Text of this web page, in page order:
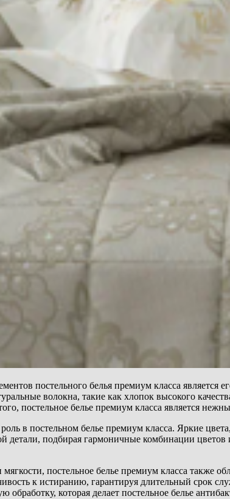
постельного белья премиум класса является
волокна, такие как хлопок высокого
постельное белье премиум класса является
в постельном белье премиум класса. Яркие
детали, подбирая гармоничные комбинации
постельное белье премиум класса также
к истиранию, гарантируя длительный срок
обработку, которая делает постельное белье